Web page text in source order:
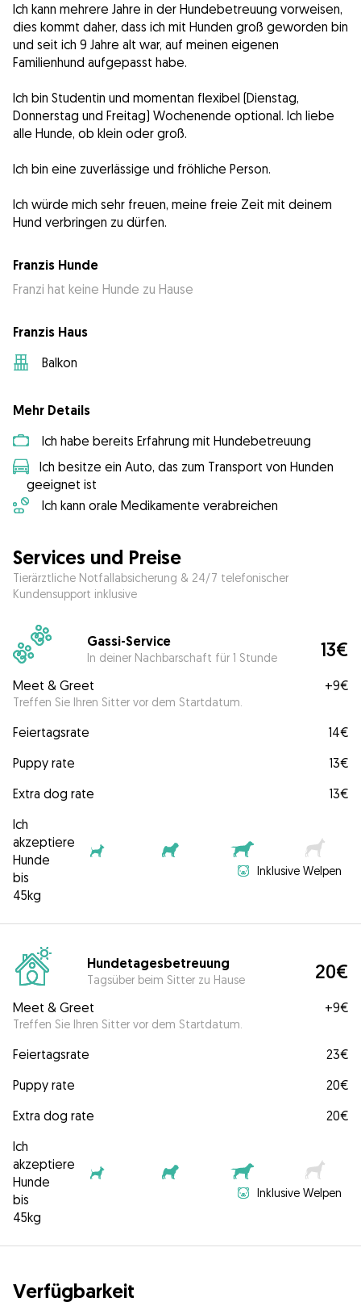
Ich kann mehrere Jahre in der Hundebetreuung vorweisen,
dies kommt daher, dass ich mit Hunden groß geworden bin
und seit ich 9 Jahre alt war, auf meinen eigenen
Familienhund aufgepasst habe.
Ich bin Studentin und momentan flexibel (Dienstag,
Donnerstag und Freitag) Wochenende optional. Ich liebe
alle Hunde, ob klein oder groß.
Ich bin eine zuverlässige und fröhliche Person.
Ich würde mich sehr freuen, meine freie Zeit mit deinem
Hund verbringen zu dürfen.
Franzis Hunde
Franzi hat keine Hunde zu Hause
Franzis Haus
Balkon
Mehr Details
Ich habe bereits Erfahrung mit Hundebetreuung
Ich besitze ein Auto, das zum Transport von Hunden
geeignet ist
Ich kann orale Medikamente verabreichen
Services und Preise
Tierärztliche Notfallabsicherung & 24/7 telefonischer
Kundensupport inklusive
Gassi-Service
In deiner Nachbarschaft für 1 Stunde 13€
Meet & Greet
Treffen Sie Ihren Sitter vor dem Startdatum.
+9€
Feiertagsrate
14€
Puppy rate
13€
Extra dog rate
13€
Ich
akzeptiere
Hunde
bis
45kg
Inklusive Welpen
Hundetagesbetreuung
Tagsüber beim Sitter zu Hause 20€
Meet & Greet
Treffen Sie Ihren Sitter vor dem Startdatum.
+9€
Feiertagsrate
23€
Puppy rate
20€
Extra dog rate
20€
Ich
akzeptiere
Hunde
bis
45kg
Inklusive Welpen
Verfügbarkeit